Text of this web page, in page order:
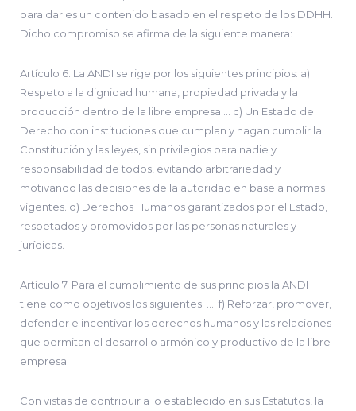
para darles un contenido basado en el respeto de los DDHH.
Dicho compromiso se afirma de la siguiente manera:
Artículo 6. La ANDI se rige por los siguientes principios: a)
Respeto a la dignidad humana, propiedad privada y la
producción dentro de la libre empresa…. c) Un Estado de
Derecho con instituciones que cumplan y hagan cumplir la
Constitución y las leyes, sin privilegios para nadie y
responsabilidad de todos, evitando arbitrariedad y
motivando las decisiones de la autoridad en base a normas
vigentes. d) Derechos Humanos garantizados por el Estado,
respetados y promovidos por las personas naturales y
jurídicas.
Artículo 7. Para el cumplimiento de sus principios la ANDI
tiene como objetivos los siguientes: …. f) Reforzar, promover,
defender e incentivar los derechos humanos y las relaciones
que permitan el desarrollo armónico y productivo de la libre
empresa.
Con vistas de contribuir a lo establecido en sus Estatutos, la